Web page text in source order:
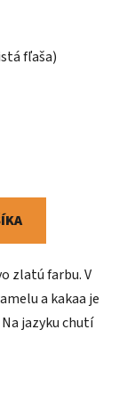
fľaša)
zlatú farbu. V
a kakaa je
jazyku chutí